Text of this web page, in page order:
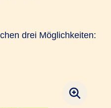
drei Möglichkeiten: